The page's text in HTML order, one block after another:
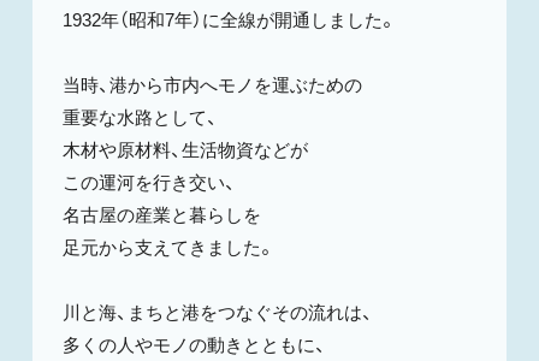
1932年（昭和7年）に全線が開通しました。
当時、港から市内へモノを運ぶための
重要な水路として、
木材や原材料、生活物資などが
この運河を行き交い、
名古屋の産業と暮らしを
足元から支えてきました。
川と海、まちと港をつなぐその流れは、
多くの人やモノの動きとともに、